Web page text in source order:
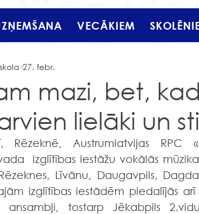
VECĀKIEM
mazi, bet,
lielāki un
27. febr.
izglītības iestāžu vokālās
Līvānu, Daugavpils,
izglītības iestādēm piedalījās
tostarp Jēkabpils